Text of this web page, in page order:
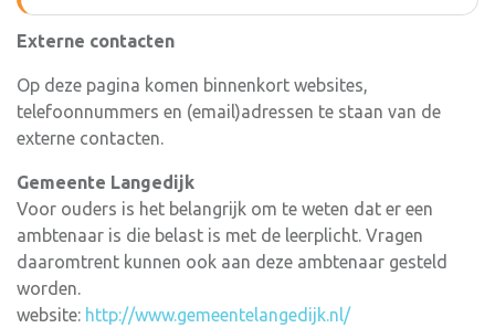
Externe contacten
Op deze pagina komen binnenkort websites,
telefoonnummers en (email)adressen te staan van de
externe contacten.
Gemeente Langedijk
Voor ouders is het belangrijk om te weten dat er een
ambtenaar is die belast is met de leerplicht. Vragen
daaromtrent kunnen ook aan deze ambtenaar gesteld
worden.
website: http://www.gemeentelangedijk.nl/